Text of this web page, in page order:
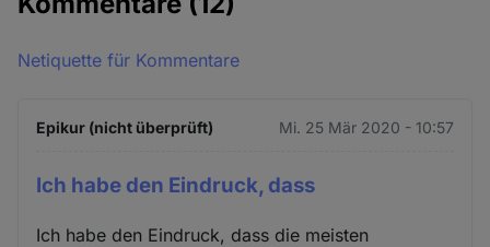
Netiquette für Kommentare
Epikur (nicht überprüft) Mi. 25 Mär 2020 - 10:57
Ich habe den Eindruck, dass
Ich habe den Eindruck, dass die meisten